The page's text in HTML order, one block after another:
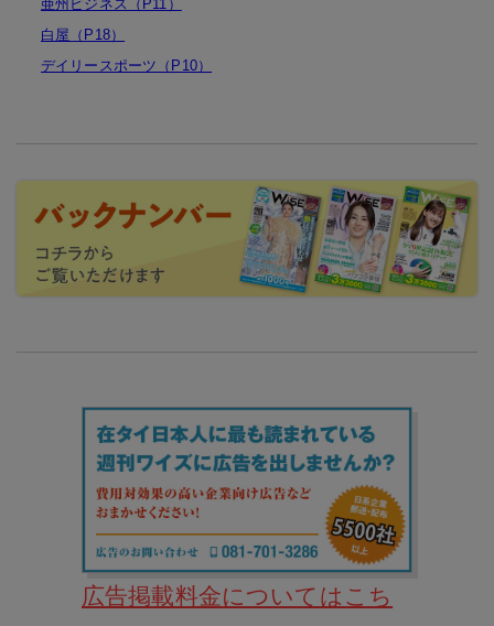
亜州ビジネス（P11）
白屋（P18）
デイリースポーツ（P10）
広告掲載料金についてはこち